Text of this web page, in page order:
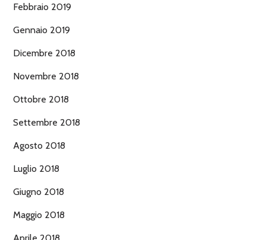
Febbraio 2019
Gennaio 2019
Dicembre 2018
Novembre 2018
Ottobre 2018
Settembre 2018
Agosto 2018
Luglio 2018
Giugno 2018
Maggio 2018